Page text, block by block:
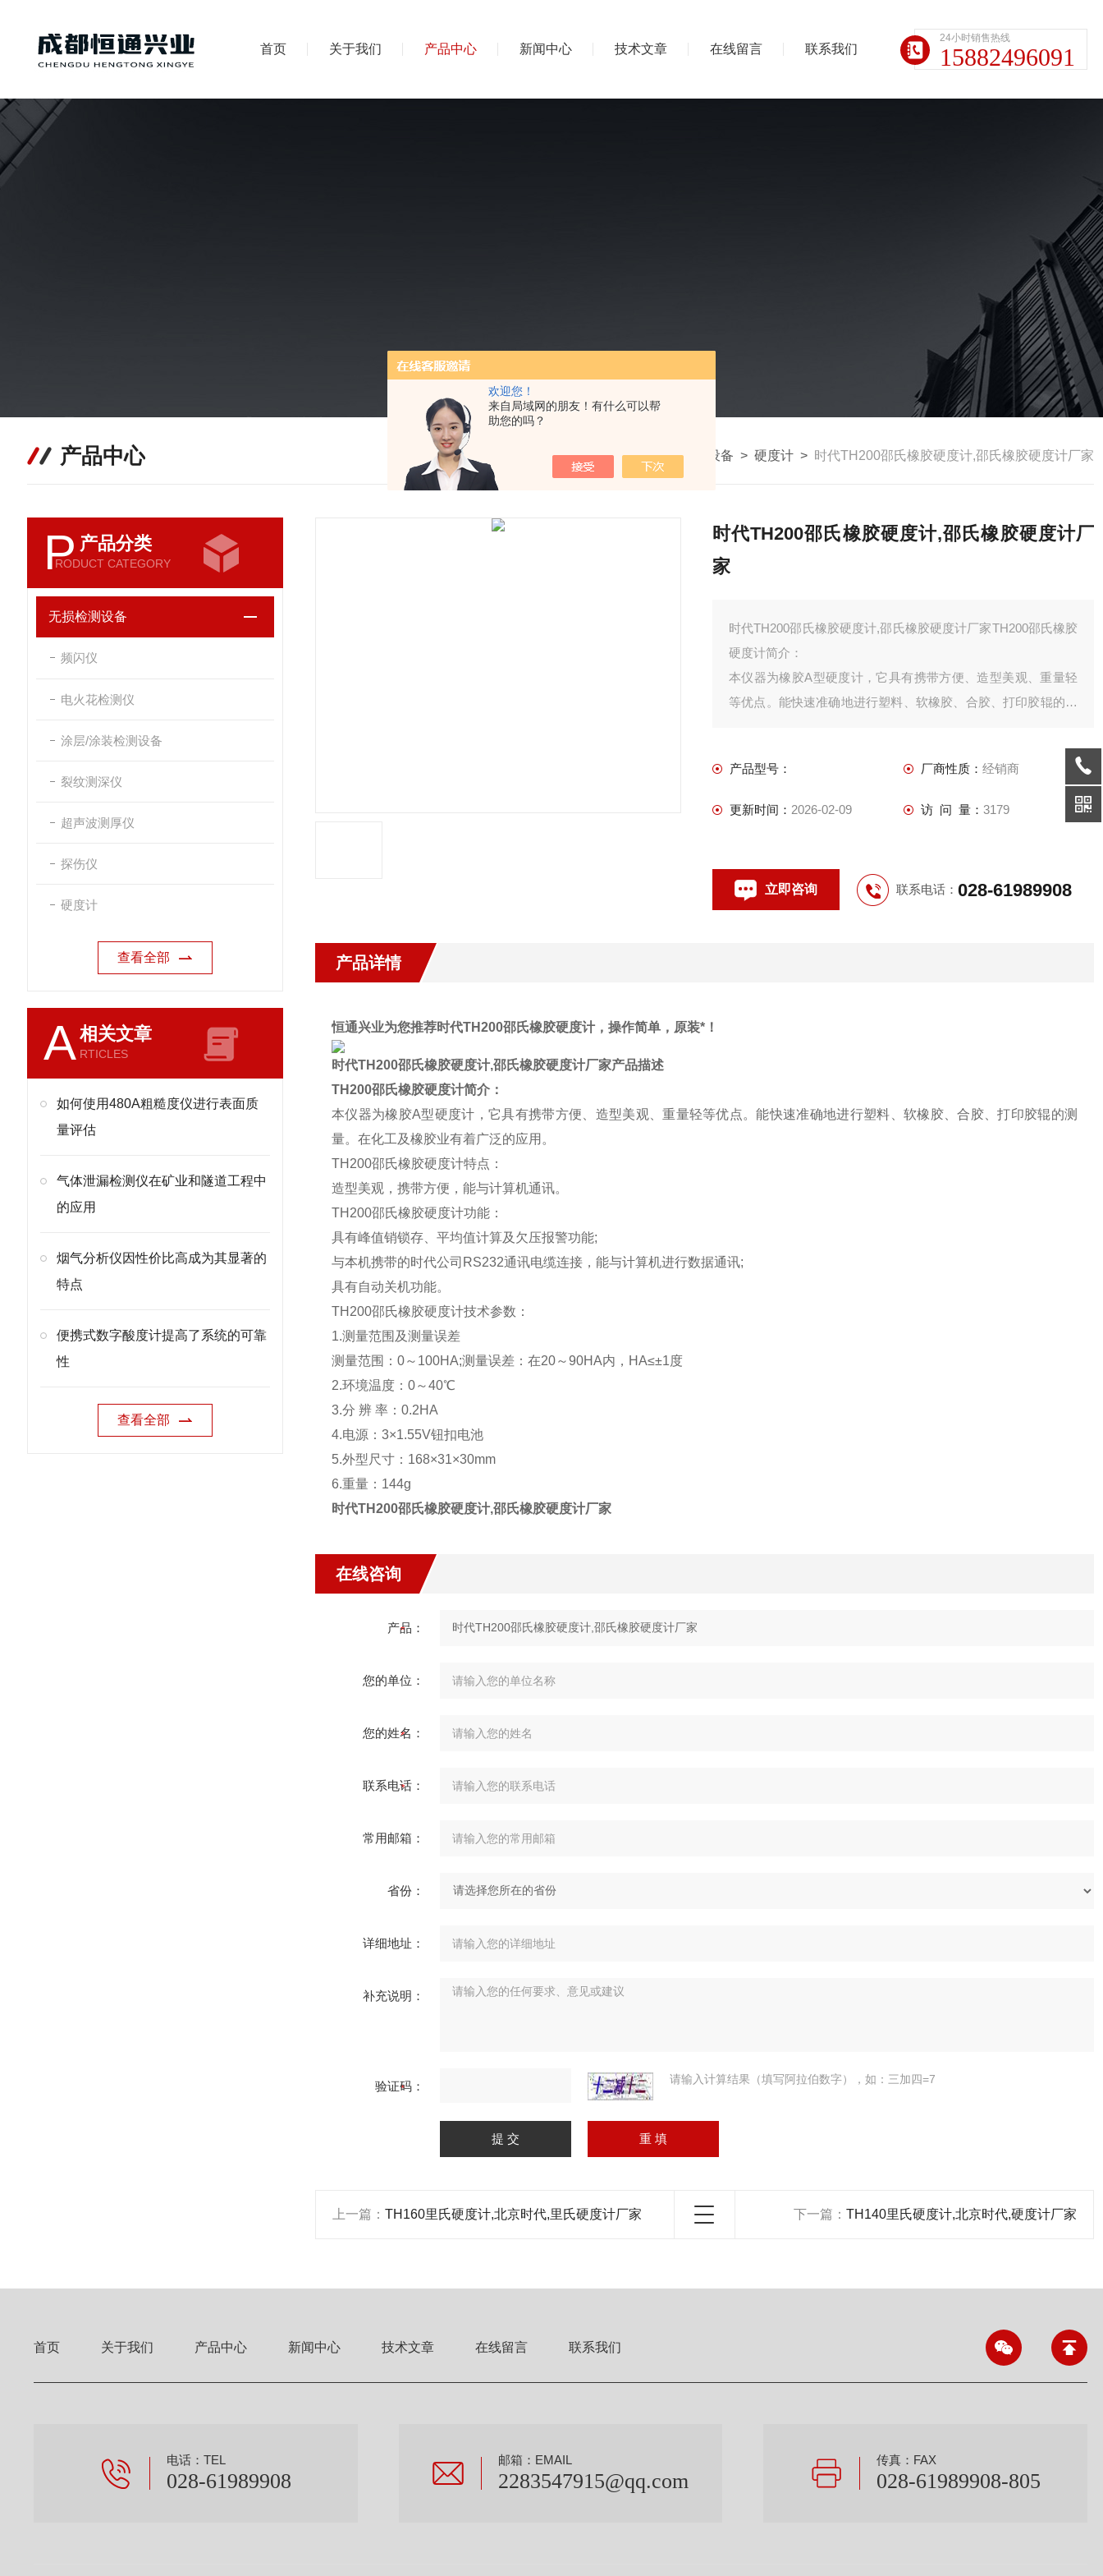
欢迎您！
来自局域网的朋友！有什么可以帮
助您的吗？
首页 关于我们 产品中心 新闻中心 技术文章 在线留言 联系我们
24小时销售热线
15882496091
产品中心 首页>产品中心>无损检测设备 > 硬度计 > 时代TH200邵氏橡胶硬度计,邵氏橡胶硬度计厂家
P 产品分类
RODUCT CATEGORY
无损检测设备
频闪仪
电火花检测仪
涂层/涂装检测设备
裂纹测深仪
超声波测厚仪
探伤仪
硬度计
查看全部
A相关文章
RTICLES
如何使用480A粗糙度仪进行表面质
量评估
气体泄漏检测仪在矿业和隧道工程中
的应用
烟气分析仪因性价比高成为其显著的
特点
便携式数字酸度计提高了系统的可靠
性
查看全部
时代TH200邵氏橡胶硬度计,邵氏橡胶硬度计厂
家
时代TH200邵氏橡胶硬度计,邵氏橡胶硬度计厂家TH200邵氏橡胶
硬度计简介：
本仪器为橡胶A型硬度计，它具有携带方便、造型美观、重量轻
等优点。能快速准确地进行塑料、软橡胶、合胶、打印胶辊的测
产品型号： 厂商性质： 经销商
更新时间： 2026-02-09 访 问 量： 3179
立即咨询 联系电话： 028-61989908
产品详情
恒通兴业为您推荐时代TH200邵氏橡胶硬度计，操作简单，原装*！
时代TH200邵氏橡胶硬度计,邵氏橡胶硬度计厂家产品描述
TH200邵氏橡胶硬度计简介：
本仪器为橡胶A型硬度计，它具有携带方便、造型美观、重量轻等优点。能快速准确地进行塑料、软橡胶、合胶、打印胶辊的测
量。在化工及橡胶业有着广泛的应用。
TH200邵氏橡胶硬度计特点：
造型美观，携带方便，能与计算机通讯。
TH200邵氏橡胶硬度计功能：
具有峰值销锁存、平均值计算及欠压报警功能;
与本机携带的时代公司RS232通讯电缆连接，能与计算机进行数据通讯;
具有自动关机功能。
TH200邵氏橡胶硬度计技术参数：
1.测量范围及测量误差
测量范围：0～100HA;测量误差：在20～90HA内，HA≤±1度
2.环境温度：0～40℃
3.分 辨 率：0.2HA
4.电源：3×1.55V钮扣电池
5.外型尺寸：168×31×30mm
6.重量：144g
时代TH200邵氏橡胶硬度计,邵氏橡胶硬度计厂家
在线咨询
产品：
您的单位：
您的姓名：
联系电话：
常用邮箱：
省份：
详细地址：
补充说明：
验证码： 请输入计算结果（填写阿拉伯数字），如：三加四=7
上一篇： TH160里氏硬度计,北京时代,里氏硬度计厂家 下一篇： TH140里氏硬度计,北京时代,硬度计厂家
首页 关于我们 产品中心 新闻中心 技术文章 在线留言 联系我们
电话：TEL
028-61989908
邮箱：EMAIL
2283547915@qq.com
传真：FAX
028-61989908-805